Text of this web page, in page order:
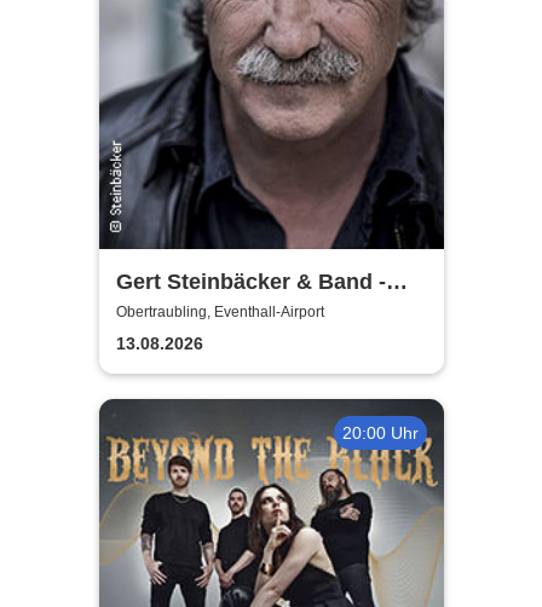
Gert Steinbäcker & Band -
special guest: Dominik
Plangger Duo
Obertraubling, Eventhall-Airport
13.08.2026
20:00 Uhr